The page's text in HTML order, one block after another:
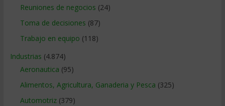
Reuniones de negocios (24)
Toma de decisiones (87)
Trabajo en equipo (118)
Industrias (4.874)
Aeronautica (95)
Alimentos, Agricultura, Ganaderia y Pesca (325)
Automotriz(379)